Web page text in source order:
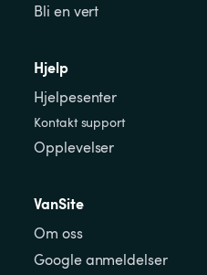
Bli en vert
Hjelp
Hjelpesenter
Kontakt support
Opplevelser
VanSite
Om oss
Google anmeldelser